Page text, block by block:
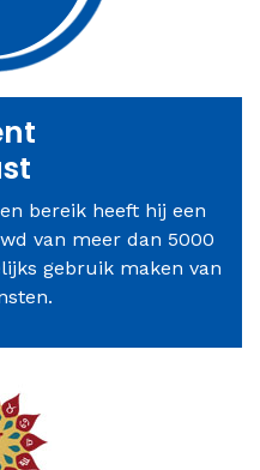
bereik heeft hij een
van meer dan 5000
gebruik maken van